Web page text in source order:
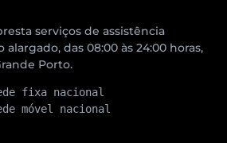
serviços de assistência
das 08:00 às 24:00 horas,
Porto.
fixa nacional
móvel nacional